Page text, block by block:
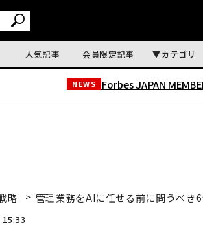
人気記事 会員限定記事 カテゴリ
NEWS Forbes JAPAN
略 管理業務をAIに任せる前に問うべき